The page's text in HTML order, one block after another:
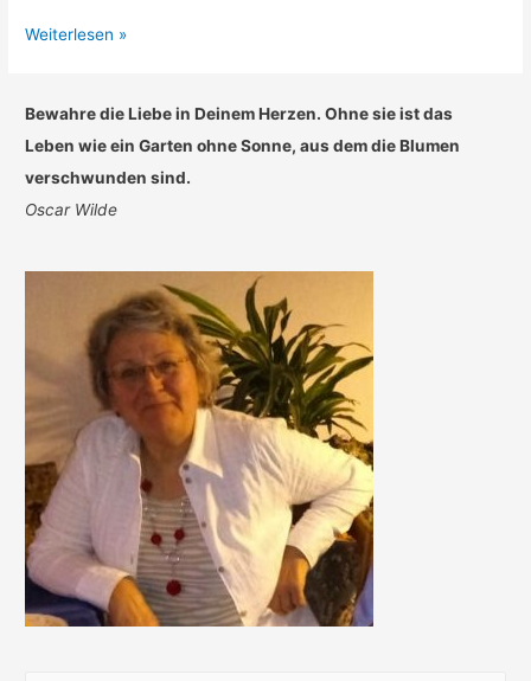
Mollig
–
dick??
Weiterlesen »
Bewahre die Liebe in Deinem Herzen. Ohne sie ist das
Leben wie ein Garten ohne Sonne, aus dem die Blumen
verschwunden sind.
Oscar Wilde